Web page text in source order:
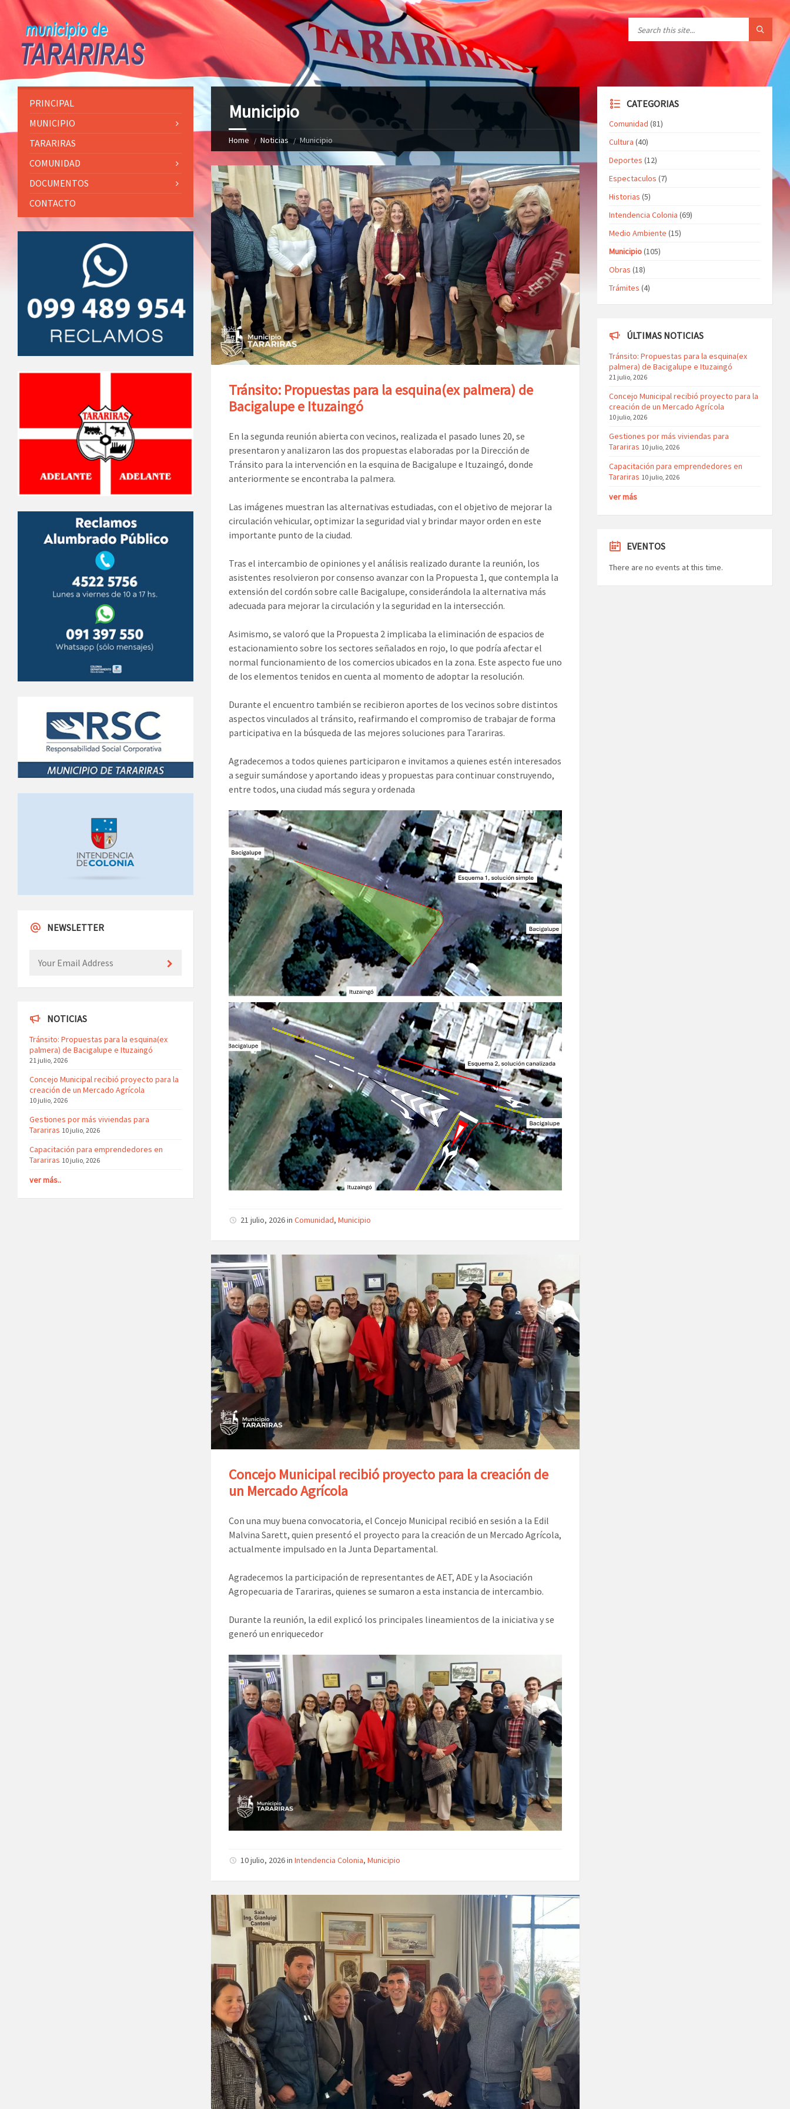
Municipio
Home Noticias Municipio
Tránsito: Propuestas para la esquina(ex palmera) de
Bacigalupe e Ituzaingó
En la segunda reunión abierta con vecinos, realizada el pasado lunes 20, se
presentaron y analizaron las dos propuestas elaboradas por la Dirección de
Tránsito para la intervención en la esquina de Bacigalupe e Ituzaingó, donde
anteriormente se encontraba la palmera.
Las imágenes muestran las alternativas estudiadas, con el objetivo de mejorar la
circulación vehicular, optimizar la seguridad vial y brindar mayor orden en este
importante punto de la ciudad.
Tras el intercambio de opiniones y el análisis realizado durante la reunión, los
asistentes resolvieron por consenso avanzar con la Propuesta 1, que contempla la
extensión del cordón sobre calle Bacigalupe, considerándola la alternativa más
adecuada para mejorar la circulación y la seguridad en la intersección.
Asimismo, se valoró que la Propuesta 2 implicaba la eliminación de espacios de
estacionamiento sobre los sectores señalados en rojo, lo que podría afectar el
normal funcionamiento de los comercios ubicados en la zona. Este aspecto fue uno
de los elementos tenidos en cuenta al momento de adoptar la resolución.
Durante el encuentro también se recibieron aportes de los vecinos sobre distintos
aspectos vinculados al tránsito, reafirmando el compromiso de trabajar de forma
participativa en la búsqueda de las mejores soluciones para Tarariras.
Agradecemos a todos quienes participaron e invitamos a quienes estén interesados
a seguir sumándose y aportando ideas y propuestas para continuar construyendo,
entre todos, una ciudad más segura y ordenada
21 julio, 2026 in Comunidad, Municipio
Concejo Municipal recibió proyecto para la creación de
un Mercado Agrícola
Con una muy buena convocatoria, el Concejo Municipal recibió en sesión a la Edil
Malvina Sarett, quien presentó el proyecto para la creación de un Mercado Agrícola,
actualmente impulsado en la Junta Departamental.
Agradecemos la participación de representantes de AET, ADE y la Asociación
Agropecuaria de Tarariras, quienes se sumaron a esta instancia de intercambio.
Durante la reunión, la edil explicó los principales lineamientos de la iniciativa y se
generó un enriquecedor
10 julio, 2026 in Intendencia Colonia, Municipio
PRINCIPAL
MUNICIPIO
TARARIRAS
COMUNIDAD
DOCUMENTOS
CONTACTO
NEWSLETTER
NOTICIAS
Tránsito: Propuestas para la esquina(ex
palmera) de Bacigalupe e Ituzaingó
21 julio, 2026
Concejo Municipal recibió proyecto para la
creación de un Mercado Agrícola
10 julio, 2026
Gestiones por más viviendas para
Tarariras 10 julio, 2026
Capacitación para emprendedores en
Tarariras 10 julio, 2026
ver más..
CATEGORIAS
Comunidad (81)
Cultura (40)
Deportes (12)
Espectaculos (7)
Historias (5)
Intendencia Colonia (69)
Medio Ambiente (15)
Municipio(105)
Obras (18)
Trámites (4)
ÚLTIMAS NOTICIAS
Tránsito: Propuestas para la esquina(ex
palmera) de Bacigalupe e Ituzaingó
21 julio, 2026
Concejo Municipal recibió proyecto para la
creación de un Mercado Agrícola
10 julio, 2026
Gestiones por más viviendas para
Tarariras 10 julio, 2026
Capacitación para emprendedores en
Tarariras 10 julio, 2026
ver más
EVENTOS
There are no events at this time.